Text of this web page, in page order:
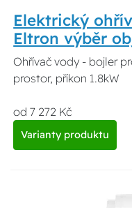
Elektrický
Eltron výběr
Ohřívač vody - bojler
prostor, příkon 1.8kW
od 7 272 Kč
Varianty produktu